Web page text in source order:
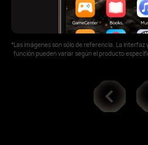
*Las imágenes son sólo de referencia. La interfaz
función pueden variar según el producto